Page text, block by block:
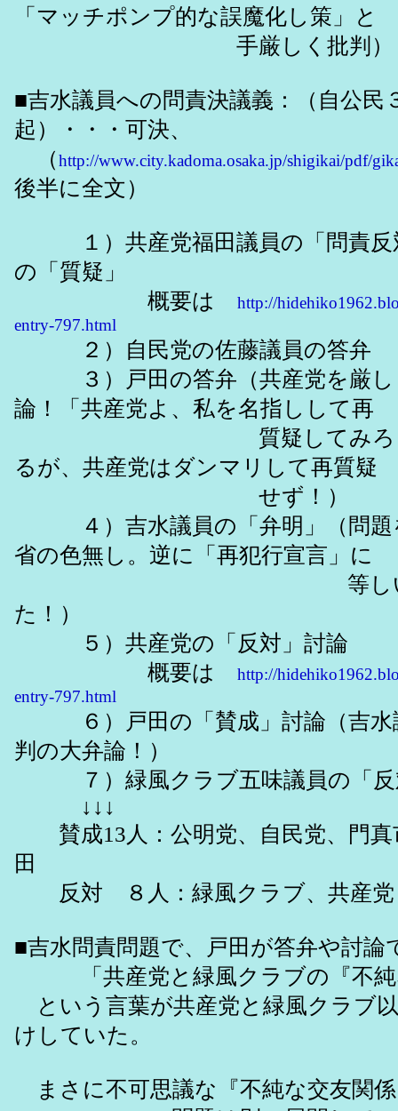
「マッチポンプ的な誤魔化し策」と
手厳しく批判）
■吉水議員への問責決議義：（自公民
起）・・・可決、
（http://www.city.kadoma.osaka.jp/shigikai/pdf/
後半に全文）
１）共産党福田議員の「問責反
の「質疑」
概要は
http://
entry-797.html
２）自民党の佐藤議員の答弁
３）戸田の答弁（共産党を厳し
論！「共産党よ、私を名指しして再
質疑してみろ！」
るが、共産党はダンマリして再質疑
せず！）
４）吉水議員の「弁明」（問題
省の色無し。逆に「再犯行宣言」に
等しい事す
た！）
５）共産党の「反対」討論
概要は
http://
entry-797.html
６）戸田の「賛成」討論（吉水
判の大弁論！）
７）緑風クラブ五味議員の「反
↓↓↓
賛成13人：公明党、自民党、門真
田
反対 ８人：緑風クラブ、共産党
■吉水問責問題で、戸田が答弁や討論
「共産党と緑風クラブの『不純
という言葉が共産党と緑風クラブ
けしていた。
まさに不可思議な『不純な交友関